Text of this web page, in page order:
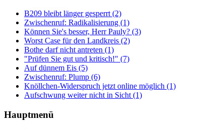
B209 bleibt länger gesperrt (2)
Zwischenruf: Radikalisierung (1)
Können Sie's besser, Herr Pauly? (3)
Worst Case für den Landkreis (2)
Bothe darf nicht antreten (1)
"Prüfen Sie gut und kritisch!" (7)
Auf dünnem Eis (5)
Zwischenruf: Plump (6)
Knöllchen-Widerspruch jetzt online möglich (1)
Aufschwung weiter nicht in Sicht (1)
Hauptmenü